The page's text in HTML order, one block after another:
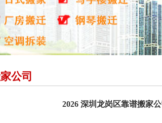
公司
2026 深圳龙岗区靠谱搬家